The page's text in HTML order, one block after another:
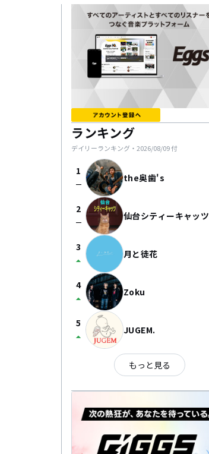
ランキング
デイリーランキング・ 2026/08/09付
1
check_indeterminate_small the奥歯's
2
check_indeterminate_small 仙台シティーキャッツ
3
arrow_drop_up 月と徒花
4
arrow_drop_up Zoku
5
arrow_drop_up JUGEM.
もっと見る